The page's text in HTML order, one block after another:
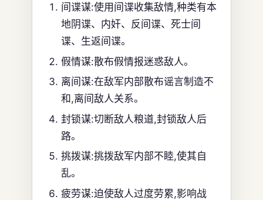
间谍谋:使用间谍收集敌情,种类有本
地阴谍、内奸、反间谍、死士间
谍、生返间谍。
假情谋:散布假情报迷惑敌人。
离间谋:在敌军内部散布谣言制造不
和,离间敌人关系。
封锁谋:切断敌人粮道,封锁敌人后
路。
挑拨谋:挑拨敌军内部不睦,使其自
乱。
疲劳谋:迫使敌人过度劳累,影响战